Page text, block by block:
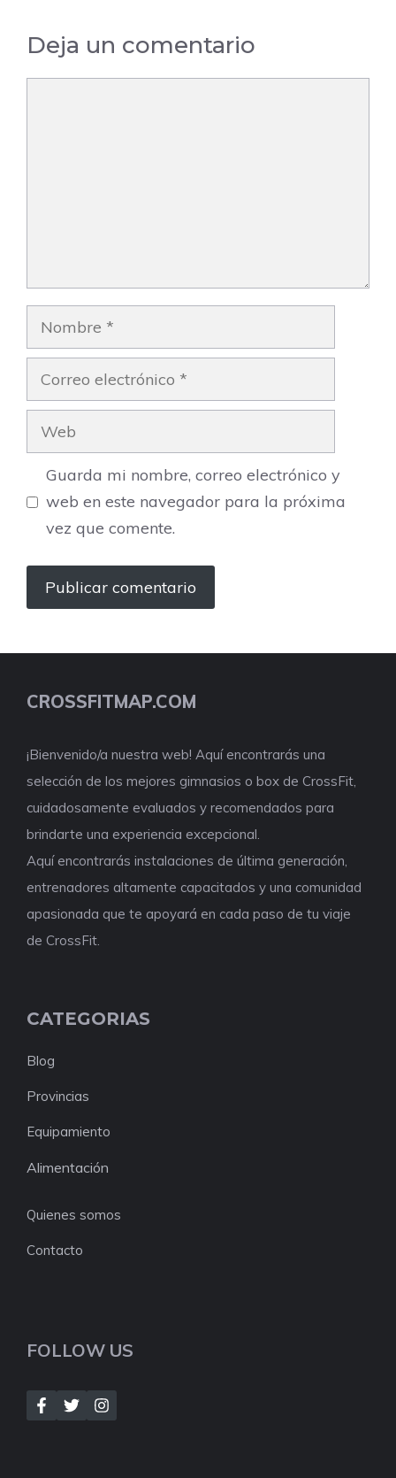
Deja un comentario
Nombre
Correo
electrónico
Web
Guarda mi nombre, correo electrónico y
web en este navegador para la próxima
vez que comente.
CROSSFITMAP.COM
¡Bienvenido/a nuestra web! Aquí encontrarás una
selección de los mejores gimnasios o box de CrossFit,
cuidadosamente evaluados y recomendados para
brindarte una experiencia excepcional.
Aquí encontrarás instalaciones de última generación,
entrenadores altamente capacitados y una comunidad
apasionada que te apoyará en cada paso de tu viaje
de CrossFit.
CATEGORIAS
Blog
Provincias
Equipamiento
Alimentación
Quienes somos
Contacto
FOLLOW US